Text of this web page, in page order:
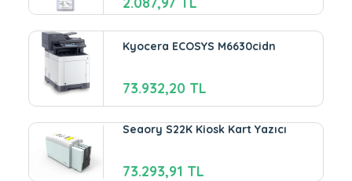
Kyocera ECOSYS M6630cidn
73.932,20 TL
Seaory S22K Kiosk Kart Yazıcı
73.293,91 TL